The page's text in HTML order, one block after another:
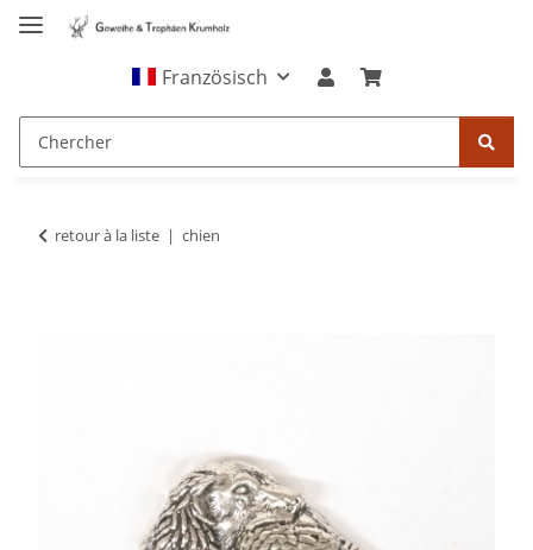
Französisch
retour à la liste chien